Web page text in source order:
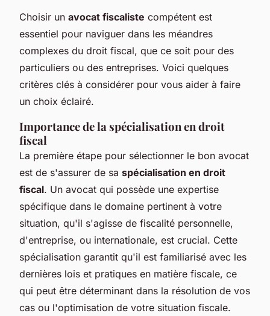
Choisir un avocat fiscaliste compétent est
essentiel pour naviguer dans les méandres
complexes du droit fiscal, que ce soit pour des
particuliers ou des entreprises. Voici quelques
critères clés à considérer pour vous aider à faire
un choix éclairé.
Importance de la spécialisation en droit
fiscal
La première étape pour sélectionner le bon avocat
est de s'assurer de sa spécialisation en droit
fiscal. Un avocat qui possède une expertise
spécifique dans le domaine pertinent à votre
situation, qu'il s'agisse de fiscalité personnelle,
d'entreprise, ou internationale, est crucial. Cette
spécialisation garantit qu'il est familiarisé avec les
dernières lois et pratiques en matière fiscale, ce
qui peut être déterminant dans la résolution de vos
cas ou l'optimisation de votre situation fiscale.